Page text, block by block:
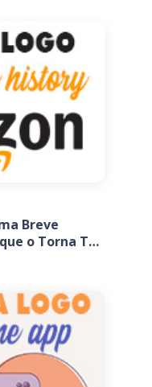
Breve
o Torna Tão